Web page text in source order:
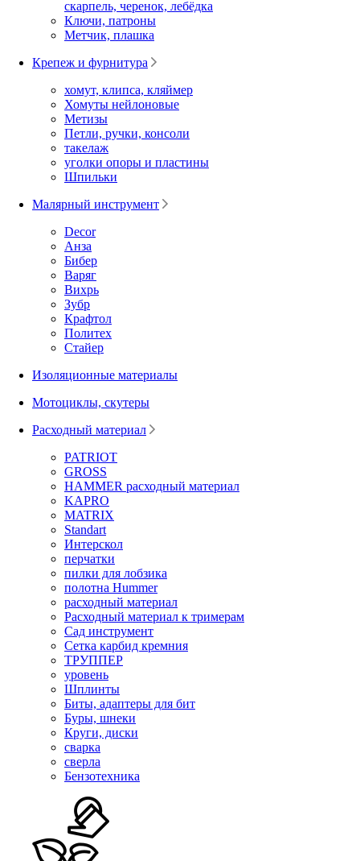
скарпель, черенок, лебёдка
Ключи, патроны
Метчик, плашка
Крепеж и фурнитура
хомут, клипса, кляймер
Хомуты нейлоновые
Метизы
Петли, ручки, консоли
такелаж
уголки опоры и пластины
Шпильки
Малярный инструмент
Decor
Анза
Бибер
Варяг
Вихрь
Зубр
Крафтол
Политех
Стайер
Изоляционные материалы
Мотоциклы, скутеры
Расходный материал
PATRIOT
GROSS
HAMMER расходный материал
KAPRO
MATRIX
Standart
Интерскол
перчатки
пилки для лобзика
полотна Hummer
расходный материал
Расходный материал к тримерам
Сад инструмент
Сетка карбид кремния
ТРУППЕР
уровень
Шплинты
Биты, адаптеры для бит
Буры, шнеки
Круги, диски
сварка
сверла
Бензотехника